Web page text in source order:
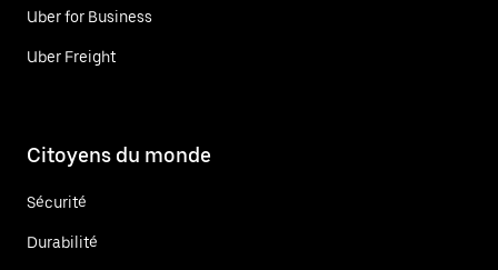
Uber for Business
Uber Freight
Citoyens du monde
Sécurité
Durabilité